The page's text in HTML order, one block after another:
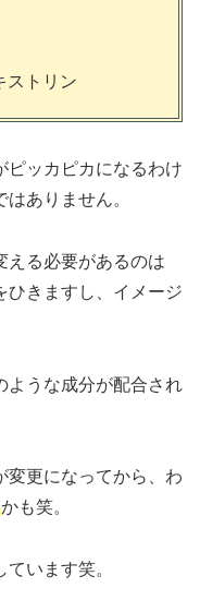
ストリン
ピッカピカになるわけ
ありません。
える必要があるのは
ひきますし、イメージ
ような成分が配合され
変更になってから、わ
かも笑。
います笑。